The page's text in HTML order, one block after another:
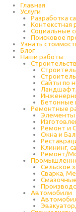
Главная
Услуги
Разработка
Контекстная
Социальные
Поисковое
Узнать
Блог
Наши работы
Сайты по
Бетонные
Ремонтные
Элементы
Ремонт и
Окна и
Клининг,
Ремонт/
Cельское
Сварка,
Автомобили